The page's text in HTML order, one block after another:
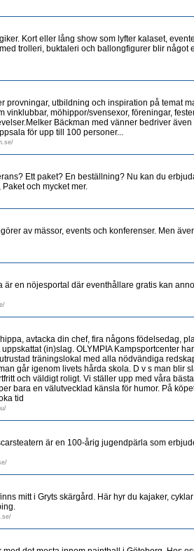
Kort eller lång show som lyfter kalaset,
trolleri, buktaleri och ballongfigurer blir något
provningar, utbildning och inspiration på temat
vinklubbar, möhippor/svensexor, föreningar,
Bäckman med vänner bedriver
för upp till 100 personer...
Ett paket? En beställning? Nu kan du
och mycket mer.
av mässor, events och konferenser. Men
är en nöjesportal där eventhållare gratis kan
avtacka din chef, fira någons födelsedag,
(in)slag. OLYMPIA Kampsportcenter
träningslokal med alla nödvändiga
går igenom livets hårda skola. D v s man blir
och väldigt roligt. Vi ställer upp med våra
bara en välutvecklad känsla för humor. På
tid
är en 100-årig jugendpärla som
mitt i Gryts skärgård. Här hyr du kajaker,